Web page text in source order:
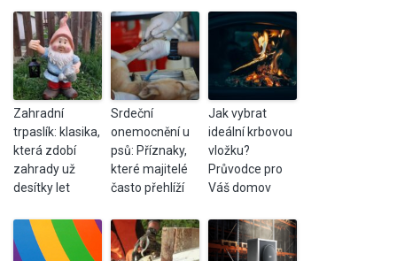
Zahradní
trpaslík: klasika,
která zdobí
zahrady už
desítky let
Srdeční
onemocnění u
psů: Příznaky,
které majitelé
často přehlíží
Jak vybrat
ideální krbovou
vložku?
Průvodce pro
Váš domov